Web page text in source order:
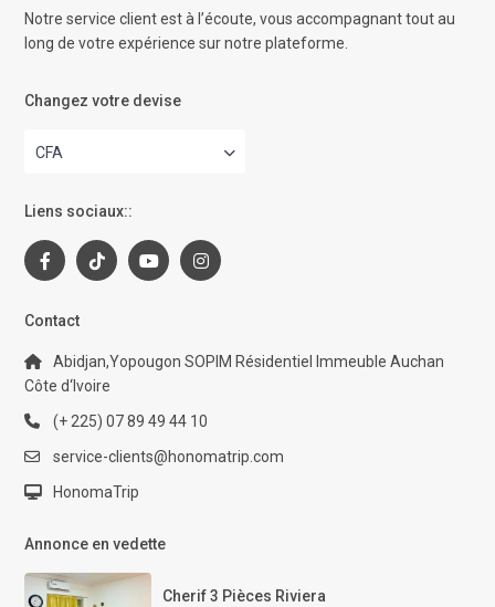
Notre service client est à l’écoute, vous accompagnant tout au
long de votre expérience sur notre plateforme.
Changez votre devise
CFA
Liens sociaux::
Contact
Abidjan,Yopougon SOPIM Résidentiel Immeuble Auchan
Côte d‘Ivoire
(+ 225) 07 89 49 44 10
service-clients@honomatrip.com
HonomaTrip
Annonce en vedette
Cherif 3 Pièces Riviera